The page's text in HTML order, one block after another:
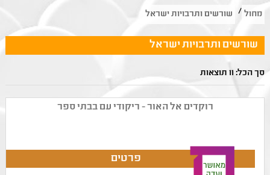
מחול / שורשים ותרבויות ישראל
שורשים ותרבויות ישראל
סך הכל: 11 תוצאות
רוקדים אל האור - ריקודי עם בבתי ספר